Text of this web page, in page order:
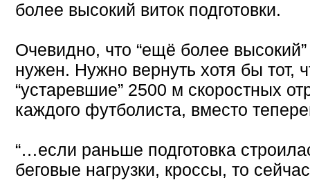
более высокий виток подготовки.
Очевидно, что “ещё более высокий”
нужен. Нужно вернуть хотя бы тот,
“устаревшие” 2500 м скоростных
каждого футболиста, вместо
“…eсли раньше подготовка
беговые нагрузки, кроссы, то